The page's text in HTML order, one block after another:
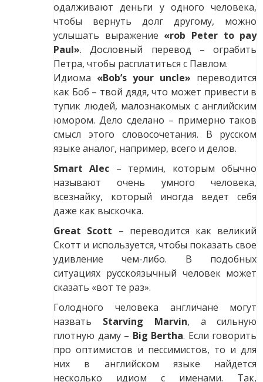
одалживают деньги у одного человека,
чтобы вернуть долг другому, можно
услышать выражение «rob Peter to pay
Paul». Дословный перевод – ограбить
Петра, чтобы расплатиться с Павлом.
Идиома «Bob’s your uncle» переводится
как Боб – твой дядя, что может привести в
тупик людей, малознакомых с английским
юмором. Дело сделано – примерно таков
смысл этого словосочетания. В русском
языке аналог, например, всего и делов.
Smart Alec – термин, которым обычно
называют очень умного человека,
всезнайку, который иногда ведет себя
даже как выскочка.
Great Scott – переводится как великий
Скотт и используется, чтобы показать свое
удивление чем-либо. В подобных
ситуациях русскоязычный человек может
сказать «вот те раз».
Голодного человека англичане могут
назвать Starving Marvin, а сильную
плотную даму – Big Bertha. Если говорить
про оптимистов и пессимистов, то и для
них в английском языке найдется
несколько идиом с именами. Так,